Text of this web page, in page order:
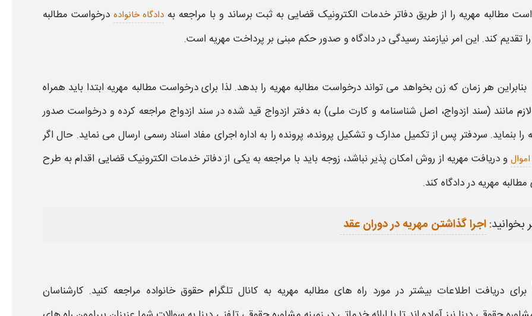
مطالبه مهریه را از طریق دفاتر خدمات الکترونیک قضایی به ثبت برساند و با مراجعه بهدادگاه خانواده درخواست مطالبه
را تقدیم کند. این امر نیازمند رسیدگی در دادگاه و صدور حکم مبنی بر پرداخت مهریهاست.
بنابراین هر زمان که زن بخواهد می تواند درخواست مطالبه مهریه را بدهد. لذا برای درخواست مطالبه مهریهابتدا باید همراه
لازم مانند (سند ازدواج، اصل شناسنامه و کارت ملی) به دفتر ازدواج قید شده در سند ازدواج مراجعه کرده و درخواست صدور
را بنماید. سردفتر پس از تکمیل مدارک و تشکیل پرونده، پرونده را به اداره اجرای مفاد اسناد رسمی ارسال می نماید. حال اگر
و دریافت مهریه از روش امکان پذیر نباشد، زوجه باید با مراجعه به یکی از دفاتر خدمات الکترونیک قضایی اقدام به طرح
مطالبه مهریهدر دادگاه کند.
بخوانید: اجرا گذاشتن مهریه در دوران عقد
برای دریافت اطلاعات بیشتر در مورد راه های مطالبه مهریه به کانال تلگرام حقوق خانواده مراجعه کنید. کارشناسان